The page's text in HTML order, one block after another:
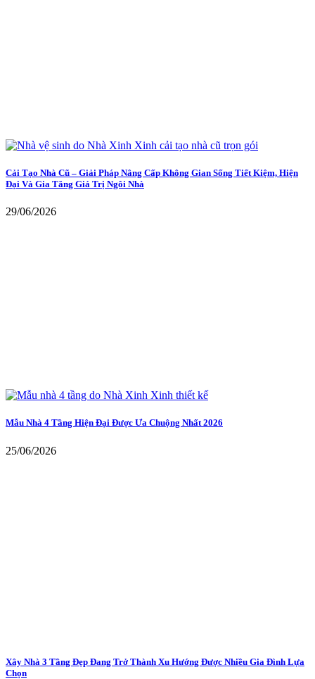
Cải Tạo Nhà Cũ – Giải Pháp Nâng Cấp Không Gian Sống Tiết Kiệm, Hiện
Đại Và Gia Tăng Giá Trị Ngôi Nhà
29/06/2026
Mẫu Nhà 4 Tầng Hiện Đại Được Ưa Chuộng Nhất 2026
25/06/2026
Xây Nhà 3 Tầng Đẹp Đang Trở Thành Xu Hướng Được Nhiều Gia Đình Lựa
Chọn